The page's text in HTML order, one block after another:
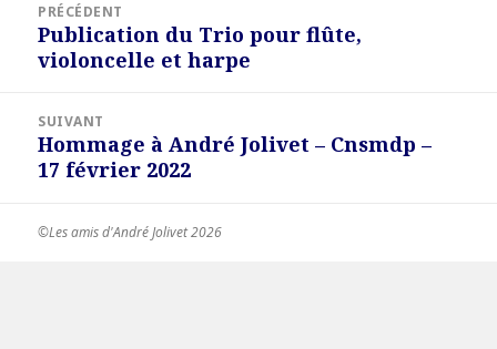
l’article
PRÉCÉDENT
Article
précédent :
Publication du Trio pour flûte,
violoncelle et harpe
SUIVANT
Article
suivant :
Hommage à André Jolivet – Cnsmdp –
17 février 2022
©Les amis d'André Jolivet 2026